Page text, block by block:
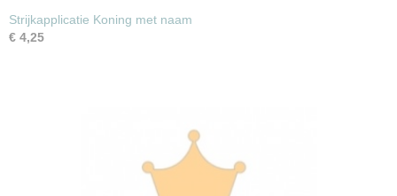
Strijkapplicatie Koning met naam
€ 4,25